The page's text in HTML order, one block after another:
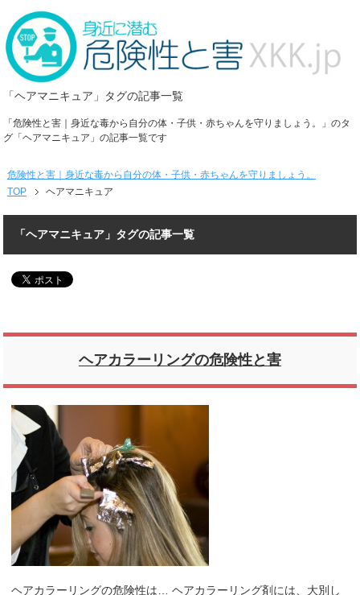
「ヘアマニキュア」タグの記事一覧
「危険性と害｜身近な毒から自分の体・子供・赤ちゃんを守りましょう。」のタ
グ「ヘアマニキュア」の記事一覧です
危険性と害｜身近な毒から自分の体・子供・赤ちゃんを守りましょう。
TOP
ヘアマニキュア
「ヘアマニキュア」タグの記事一覧
ヘアカラーリングの危険性と害
ヘアカラーリングの危険性は… ヘアカラーリング剤には、大別し